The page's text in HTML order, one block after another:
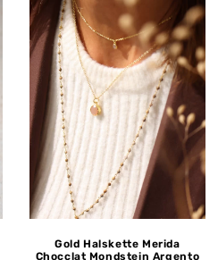
Gold Halskette Merida
Chocclat Mondstein Argento